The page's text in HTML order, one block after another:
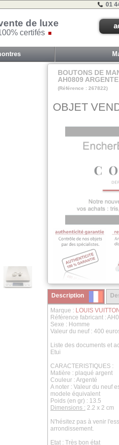
01
de luxe
certifés
BOUTONS DE
AH0809
(Référence : 267822)
OBJET
Description
Marque : LOUIS VUITTON
Référence fabricant :
Sexe : Homme
Valeur du neuf : 400
Liste des documents et
Etui
CARACTERISTIQUES :
Matière : plaqué argent
Couleur : Argenté
A noter : Valeur du neuf
modele équivalent
Poids (en gr) : 13.5
Dimensions : 2.2 x 2 cm
N'hésitez pas à venir
arrondissement.
Etat : Très bon état